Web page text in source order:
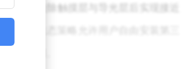
术，去除触摸层与导光层后实现接近
开放生态策略允许用户自由安装第三